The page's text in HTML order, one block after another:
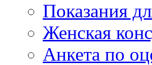
Показания
Женская
Анкета по